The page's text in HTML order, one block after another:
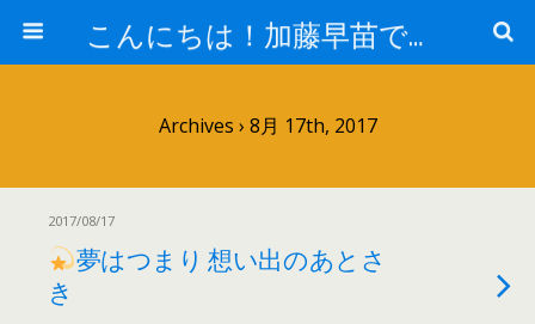
こんにちは！加藤早苗です。
Archives › 8月 17th, 2017
2017/08/17
夢はつまり 想い出のあとさ
き